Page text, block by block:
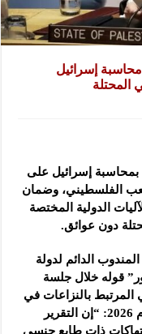
إسرائيل
المحتلة
إسرائيل على
الفلسطيني، وضمان
الدولية المختصة
دون عوائق.
الدائم لدولة
قوله خلال جلسة
بالنزاعات في
ضوء تقرير الأمين العام للأمم المتحدة لعام 2026: “إن التقرير
ذات طابع جنسي